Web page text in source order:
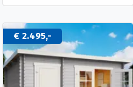
€ 2.495,-